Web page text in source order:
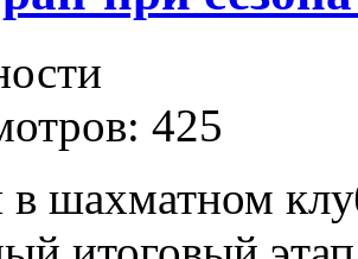
425
в шахматном